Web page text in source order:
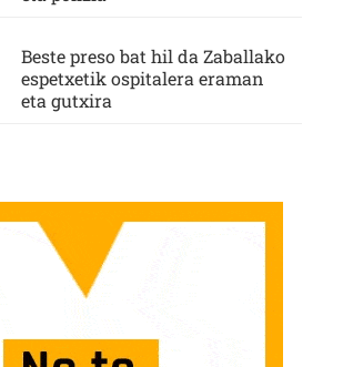
Beste preso bat hil da Zaballako
espetxetik ospitalera eraman
eta gutxira